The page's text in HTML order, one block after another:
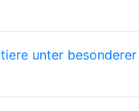
unter